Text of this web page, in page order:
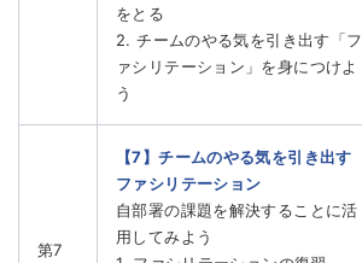
をとる
2. チームのやる気を引き出す「フ
ァシリテーション」を身につけよ
う
第7
【7】チームのやる気を引き出す
ファシリテーション
自部署の課題を解決することに活
用してみよう